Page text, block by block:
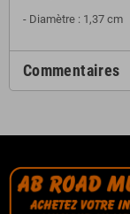
- Diamètre : 1,37 cm
Commentaires